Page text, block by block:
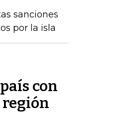
sanciones
por la isla
con